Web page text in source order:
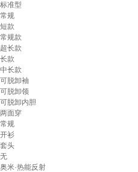
标准型
常规
短款
常规款
超长款
长款
中长款
可脱卸袖
可脱卸领
可脱卸内胆
两面穿
常规
开衫
套头
无
奥米·热能反射